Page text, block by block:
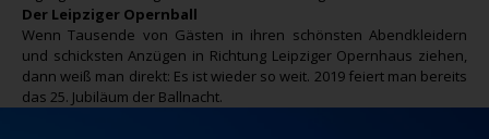
Der Leipziger Opernball
Wenn Tausende von Gästen in ihren schönsten Abendkleidern
und schicksten Anzügen in Richtung Leipziger Opernhaus ziehen,
dann weiß man direkt: Es ist wieder so weit. 2019 feiert man bereits
das 25. Jubiläum der Ballnacht.